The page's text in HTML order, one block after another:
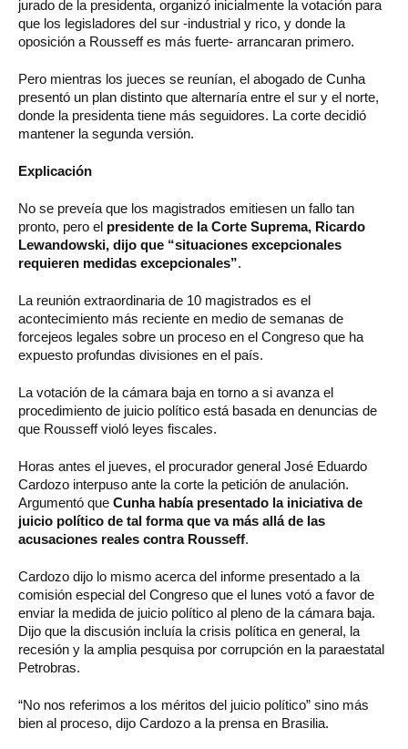
jurado de la presidenta, organizó inicialmente la votación para
que los legisladores del sur -industrial y rico, y donde la
oposición a Rousseff es más fuerte- arrancaran primero.
Pero mientras los jueces se reunían, el abogado de Cunha
presentó un plan distinto que alternaría entre el sur y el norte,
donde la presidenta tiene más seguidores. La corte decidió
mantener la segunda versión.
Explicación
No se preveía que los magistrados emitiesen un fallo tan
pronto, pero el presidente de la Corte Suprema, Ricardo
Lewandowski, dijo que “situaciones excepcionales
requieren medidas excepcionales”.
La reunión extraordinaria de 10 magistrados es el
acontecimiento más reciente en medio de semanas de
forcejeos legales sobre un proceso en el Congreso que ha
expuesto profundas divisiones en el país.
La votación de la cámara baja en torno a si avanza el
procedimiento de juicio político está basada en denuncias de
que Rousseff violó leyes fiscales.
Horas antes el jueves, el procurador general José Eduardo
Cardozo interpuso ante la corte la petición de anulación.
Argumentó que Cunha había presentado la iniciativa de
juicio político de tal forma que va más allá de las
acusaciones reales contra Rousseff.
Cardozo dijo lo mismo acerca del informe presentado a la
comisión especial del Congreso que el lunes votó a favor de
enviar la medida de juicio político al pleno de la cámara baja.
Dijo que la discusión incluía la crisis política en general, la
recesión y la amplia pesquisa por corrupción en la paraestatal
Petrobras.
“No nos referimos a los méritos del juicio político” sino más
bien al proceso, dijo Cardozo a la prensa en Brasilia.